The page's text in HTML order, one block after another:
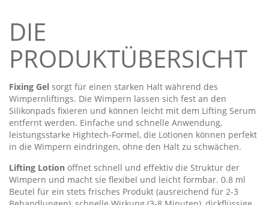
DIE
PRODUKTÜBERSICHT
Fixing Gel sorgt für einen starken Halt während des
Wimpernliftings. Die Wimpern lassen sich fest an den
Silikonpads fixieren und können leicht mit dem Lifting Serum
entfernt werden. Einfache und schnelle Anwendung,
leistungsstarke Hightech-Formel, die Lotionen können perfekt
in die Wimpern eindringen, ohne den Halt zu schwächen.
Lifting Lotion öffnet schnell und effektiv die Struktur der
Wimpern und macht sie flexibel und leicht formbar. 0.8 ml
Beutel für ein stets frisches Produkt (ausreichend für 2-3